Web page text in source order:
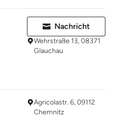
Nachricht
Wehrstraße 13, 08371
Glauchau
Agricolastr. 6, 09112
Chemnitz